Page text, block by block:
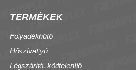
TERMÉKEK
Folyadékhűtő
Hőszivattyú
Légszárító, ködtelenítő